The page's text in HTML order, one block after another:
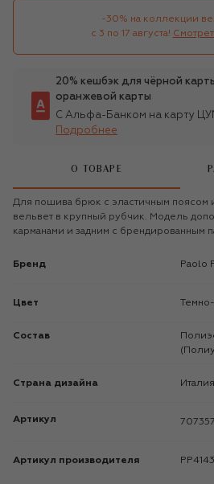
-30% на коллекции
с 3 по 17 августа!
20% кешбэк для чёрной
оранжевой карты
С Альфа-Банком на карту
Подробнее
О ТОВАРЕ
Для пошива брюк с эластичным поясом
вельвет в крупный рубчик. Модель
карманами и задним с брендированным
Бренд Paolo
Цвет
Состав
Полиэстер: 98%; Эластан
Страна дизайна Италия
Артикул
Артикул производителя